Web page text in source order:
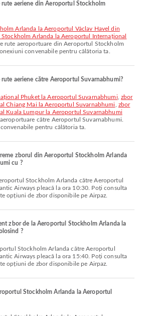
rute aeriene din Aeroportul Stockholm
Arlanda la Aeroportul Internațional
rute aeroportuare din Aeroportul Stockholm
convenabile pentru călătoria ta.
aeriene către Aeroportul Suvarnabhumi?
Phuket la Aeroportul Suvarnabhumi zbor
Chiang Mai la Aeroportul Suvarnabhumi
zbor
Kuala Lumpur la Aeroportul Suvarnabhumi
către Aeroportul Suvarnabhumi.
pentru călătoria ta.
zborul din Aeroportul Stockholm Arlanda
cu ?
Airways pleacă la ora 10:30. Poți consulta
opțiuni de zbor disponibile pe Airpaz.
zbor de la Aeroportul Stockholm Arlanda la
?
Airways pleacă la ora 15:40. Poți consulta
opțiuni de zbor disponibile pe Airpaz.
Stockholm Arlanda la Aeroportul